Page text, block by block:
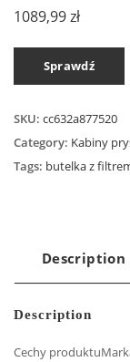
1089,99zł
Sprawdź
SKU: cc632a877520
Category: Kabiny
Tags: butelka z
Description
Description
Cechy